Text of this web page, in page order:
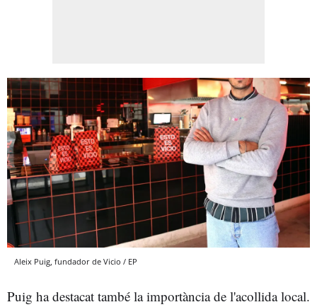
Aleix Puig, fundador de Vicio / EP
Puig ha destacat també la importància de l'acollida local.